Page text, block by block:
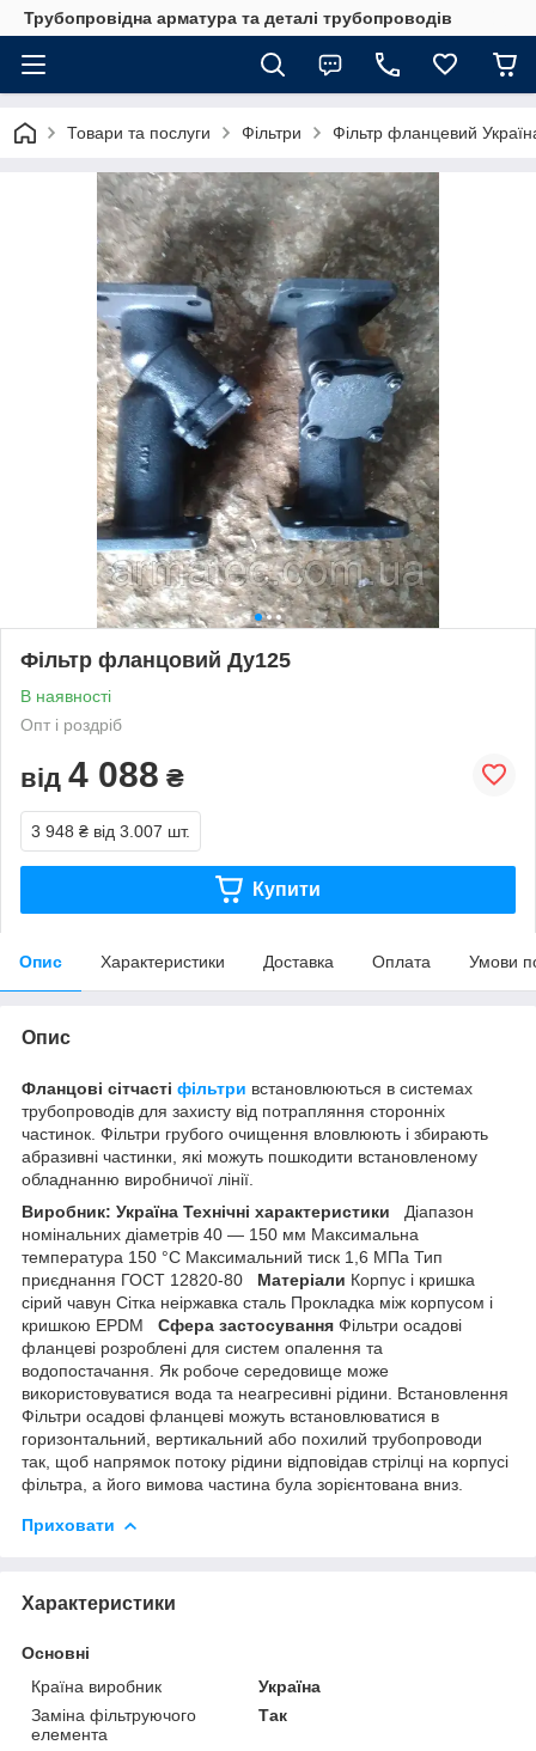
Трубопровідна арматура та деталі трубопроводів
Товари та послуги Фільтри Фільтр фланцевий
Фільтр фланцовий Ду125
В наявності
Опт і роздріб
від 4 088 ₴
3 948 ₴ від 3.007 шт.
Купити
Опис Характеристики Доставка Оплата Умови
Опис
Фланцові сітчасті фільтри встановлюються в системах
трубопроводів для захисту від потрапляння сторонніх
частинок. Фільтри грубого очищення вловлюють і збирають
абразивні частинки, які можуть пошкодити встановленому
обладнанню виробничої лінії.
Виробник: Україна Технічні характеристики Діапазон
номінальних діаметрів 40 — 150 мм Максимальна
температура 150 °C Максимальний тиск 1,6 МПа Тип
приєднання ГОСТ 12820-80 Матеріали Корпус і кришка
сірий чавун Сітка неіржавка сталь Прокладка між корпусом і
кришкою EPDM Сфера застосування Фільтри осадові
фланцеві розроблені для систем опалення та
водопостачання. Як робоче середовище може
використовуватися вода та неагресивні рідини. Встановлення
Фільтри осадові фланцеві можуть встановлюватися в
горизонтальний, вертикальний або похилий трубопроводи
так, щоб напрямок потоку рідини відповідав стрілці на корпусі
фільтра, а його вимова частина була зорієнтована вниз.
Приховати
Характеристики
Основні
Країна виробник
Україна
Заміна фільтруючого
елемента
Так